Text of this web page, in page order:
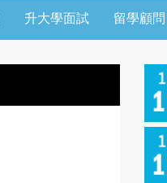
升大學面試 留學顧問